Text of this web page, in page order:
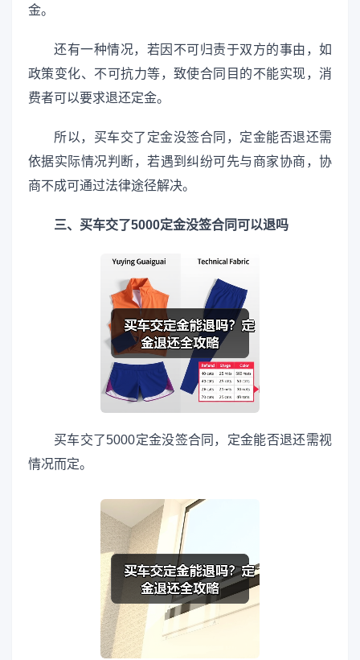
金。
还有一种情况，若因不可归责于双方的事由，如
政策变化、不可抗力等，致使合同目的不能实现，消
费者可以要求退还定金。
所以，买车交了定金没签合同，定金能否退还需
依据实际情况判断，若遇到纠纷可先与商家协商，协
商不成可通过法律途径解决。
三、买车交了5000定金没签合同可以退吗
买车交了5000定金没签合同，定金能否退还需视
情况而定。